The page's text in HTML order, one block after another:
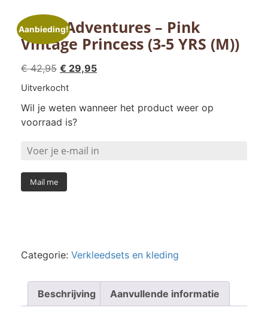
Aanbieding!
Little Adventures – Pink
Vintage Princess (3-5 YRS (M))
€42,95 Oorspronkelijke
prijs
€ 42,95.
€ 29,95Huidige
€ 29,95.
Uitverkocht
Wil je weten wanneer het product weer op
voorraad is?
Mail me
Categorie: Verkleedsets en kleding
Beschrijving Aanvullende informatie